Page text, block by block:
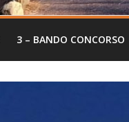
3 – BANDO CONCORSO